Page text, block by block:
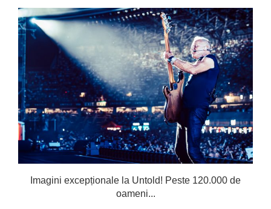
Imagini excepționale la Untold! Peste 120.000 de
oameni...